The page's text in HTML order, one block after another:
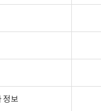
정보